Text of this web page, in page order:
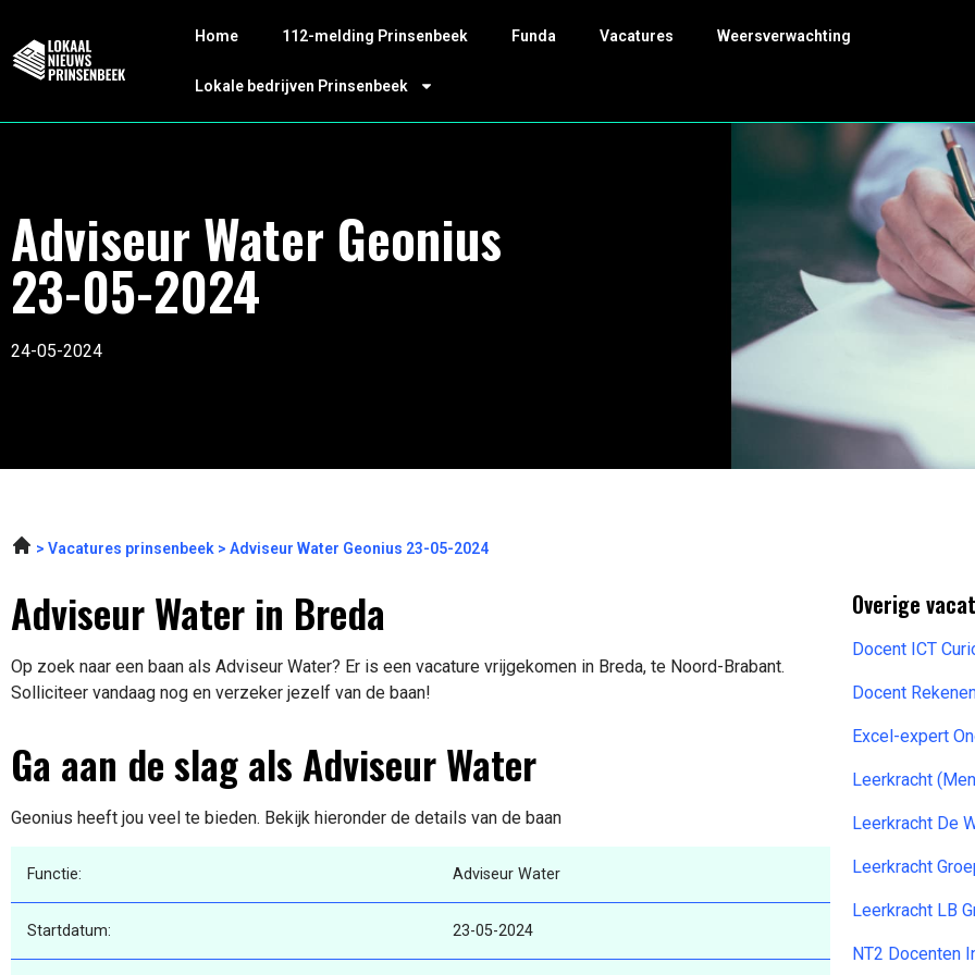
Home 112-melding Prinsenbeek Funda Vacatures Weersverwachting
Lokale bedrijven Prinsenbeek
Adviseur Water Geonius
23-05-2024
24-05-2024
Vacatures prinsenbeek Adviseur Water Geonius 23-05-2024
Adviseur Water in Breda
Op zoek naar een baan als Adviseur Water? Er is een vacature vrijgekomen in Breda, te Noord-Brabant.
Solliciteer vandaag nog en verzeker jezelf van de baan!
Ga aan de slag als Adviseur Water
Geonius heeft jou veel te bieden. Bekijk hieronder de details van de baan
Functie: Adviseur Water
Startdatum: 23-05-2024
Overige
Docent ICT
Docent
Excel-expert
Leerkracht
Leerkracht De
Leerkracht
Leerkracht LB
NT2 Docenten